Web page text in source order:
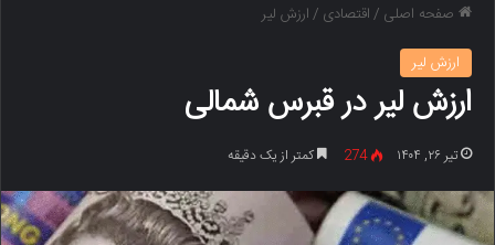
صفحه اصلی /اقتصادی /ارزش لیر
ارزش لیر
ارزش لیر در قبرس شمالی
تیر ۲۶, ۱۴۰۴ 274 کمتر از یک دقیقه